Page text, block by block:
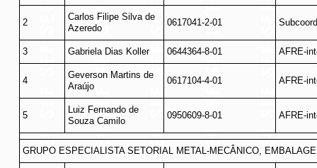
2
Carlos Filipe Silva de
Azeredo
0617041-2-01
3 Gabriela Dias Koller 0644364-8-01 AFRE-
4
Geverson Martins de
Araújo
0617104-4-01 AFRE-
5
Luiz Fernando de
Souza Camilo
0950609-8-01 AFRE-
GRUPO ESPECIALISTA SETORIAL METAL-MECÂNICO,